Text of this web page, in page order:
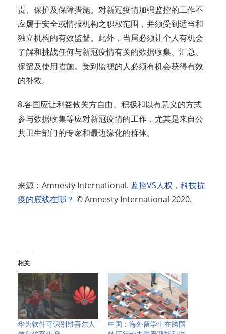
责、保护及保障措施。对新冠疫情加强监控的工作不
应属于安全或情报机构之职权范围，并须受到适当和
独立机构的有效监督。此外，当局必须让个人有机会
了解和挑战任何与新冠疫情有关的数据收集、汇总、
保留及使用措施。受到监视的人必须有机会获得有效
的补救。
8.各国应让利益攸关方自由、积极和以有意义的方式
参与数据收集等应对新冠疫情的工作，尤其是来自公
共卫生部门的专家和最边缘化的群体。
来源：Amnesty International. 监控VS人权，科技抗
疫的底线在哪？ © Amnesty International 2020.
相关
华为软件可识别维吾尔人
中国：海外留学生在跨国